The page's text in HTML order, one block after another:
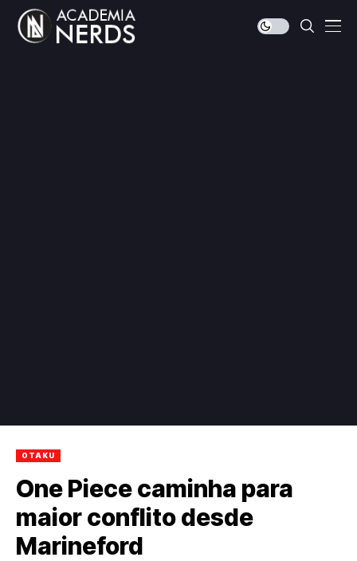
OTAKU
One Piece caminha para
maior conflito desde
Marineford